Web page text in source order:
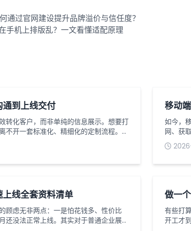
通过官网建设提升品牌溢价与信任度？
手机上排版乱？一文看懂适配原理
到上线交付
转化客户，而非单纯的信息展示。想要打
开一套标准化、精细化的定制流程。从
扣，直接影响网站的最终效果与营销价
清晰把控每一个关键节点。一、需求沟
移动
如今，
网、获
题，导
提升用
线全套资料清单
顾虑无非两点：一是怕花钱多、性价比
还没法正常上线。其实对于普通企业展
做一
有些打
开工才